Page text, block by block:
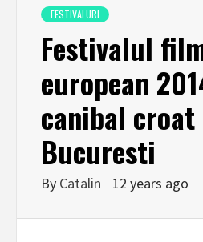
FESTIVALURI
Festivalul
european
canibal croat
Bucuresti
By Catalin 12 years ago